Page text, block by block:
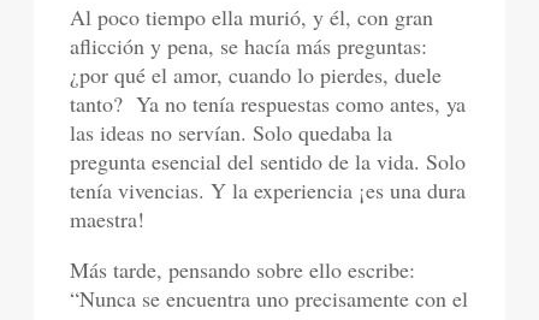
Al poco tiempo ella murió, y él, con gran
aflicción y pena, se hacía más preguntas:
¿por qué el amor, cuando lo pierdes, duele
tanto? Ya no tenía respuestas como antes, ya
las ideas no servían. Solo quedaba la
pregunta esencial del sentido de la vida. Solo
tenía vivencias. Y la experiencia ¡es una dura
maestra!
Más tarde, pensando sobre ello escribe:
“Nunca se encuentra uno precisamente con el